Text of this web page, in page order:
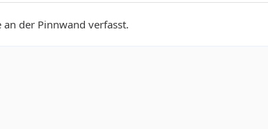
der Pinnwand verfasst.